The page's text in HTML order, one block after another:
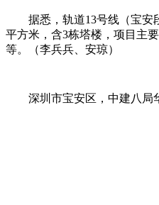
据悉，轨道13号线（宝安
平方米，含3栋塔楼，项目主
等。（李兵兵、安琼）
深圳市宝安区，中建八局